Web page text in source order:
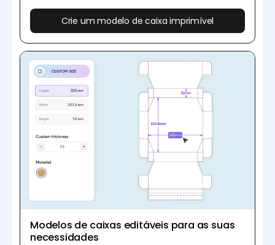
Crie um modelo de caixa imprimível
Modelos de caixas editáveis para as suas
necessidades